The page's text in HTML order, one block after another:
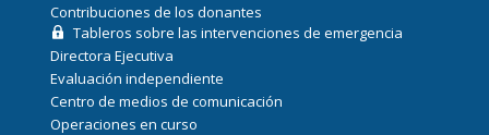
Contribuciones de los donantes
Tableros sobre las intervenciones de emergencia
Directora Ejecutiva
Evaluación independiente
Centro de medios de comunicación
Operaciones en curso